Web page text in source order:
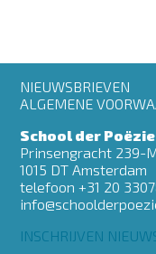
Footer
menu
NIEUWSBRIEVEN
ALGEMENE
School der Poëzie
Prinsengracht 239-
1015 DT Amsterdam
telefoon +31 20
INSCHRIJVEN